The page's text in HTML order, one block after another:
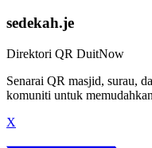
sedekah.je
Direktori QR DuitNow
Senarai QR masjid, surau,
komuniti untuk
X